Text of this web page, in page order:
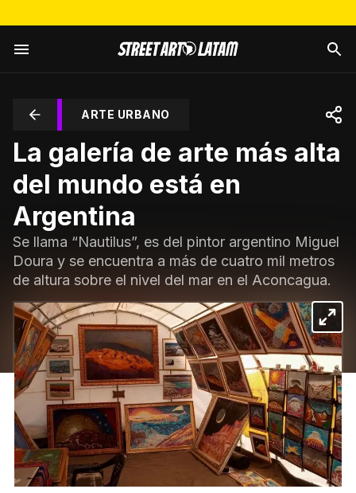
ARTE URBANO
La galería de arte más alta
del mundo está en
Argentina
Se llama “Nautilus”, es del pintor argentino Miguel
Doura y se encuentra a más de cuatro mil metros
de altura sobre el nivel del mar en el Aconcagua.